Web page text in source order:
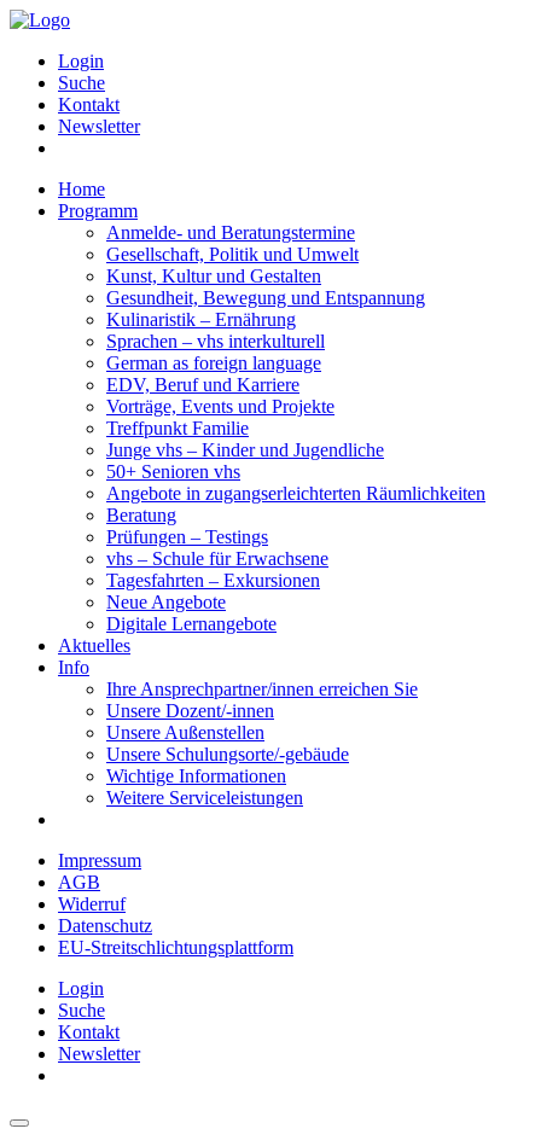
Login
Suche
Kontakt
Newsletter
Home
Programm
Anmelde- und Beratungstermine
Gesellschaft, Politik und Umwelt
Kunst, Kultur und Gestalten
Gesundheit, Bewegung und Entspannung
Kulinaristik – Ernährung
Sprachen – vhs interkulturell
German as foreign language
EDV, Beruf und Karriere
Vorträge, Events und Projekte
Treffpunkt Familie
Junge vhs – Kinder und Jugendliche
50+ Senioren vhs
Angebote in zugangserleichterten Räumlichkeiten
Beratung
Prüfungen – Testings
vhs – Schule für Erwachsene
Tagesfahrten – Exkursionen
Neue Angebote
Digitale Lernangebote
Aktuelles
Info
Ihre Ansprechpartner/innen erreichen Sie
Unsere Dozent/-innen
Unsere Außenstellen
Unsere Schulungsorte/-gebäude
Wichtige Informationen
Weitere Serviceleistungen
Impressum
AGB
Widerruf
Datenschutz
EU-Streitschlichtungsplattform
Login
Suche
Kontakt
Newsletter